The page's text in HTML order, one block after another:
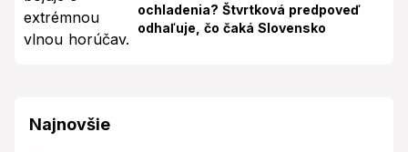
ochladenia? Štvrtková predpoveď
odhaľuje, čo čaká Slovensko
Najnovšie